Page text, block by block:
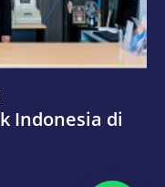
Indonesia di